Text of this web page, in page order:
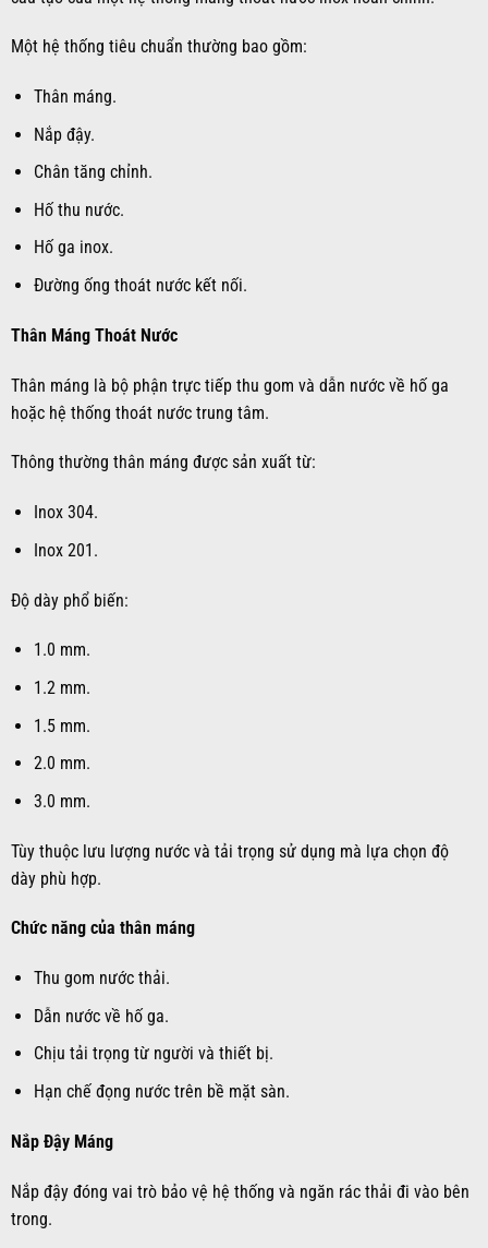
Một hệ thống tiêu chuẩn thường bao gồm:
Thân máng.
Nắp đậy.
Chân tăng chỉnh.
Hố thu nước.
Hố ga inox.
Đường ống thoát nước kết nối.
Thân Máng Thoát Nước
Thân máng là bộ phận trực tiếp thu gom và dẫn nước về hố ga
hoặc hệ thống thoát nước trung tâm.
Thông thường thân máng được sản xuất từ:
Inox 304.
Inox 201.
Độ dày phổ biến:
1.0 mm.
1.2 mm.
1.5 mm.
2.0 mm.
3.0 mm.
Tùy thuộc lưu lượng nước và tải trọng sử dụng mà lựa chọn độ
dày phù hợp.
Chức năng của thân máng
Thu gom nước thải.
Dẫn nước về hố ga.
Chịu tải trọng từ người và thiết bị.
Hạn chế đọng nước trên bề mặt sàn.
Nắp Đậy Máng
Nắp đậy đóng vai trò bảo vệ hệ thống và ngăn rác thải đi vào bên
trong.